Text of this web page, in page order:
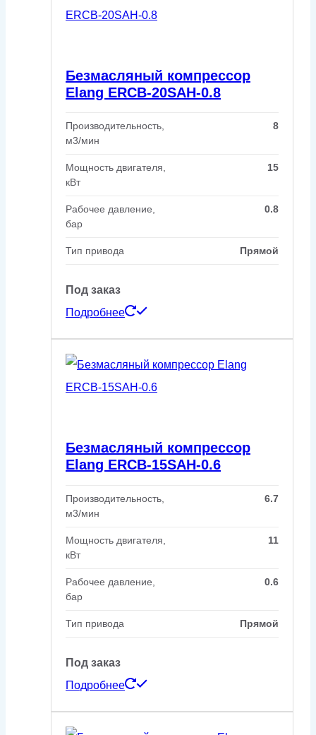
Безмасляный компрессор
Elang ERCB-20SAH-0.8
Производительность,
м3/мин
8
Мощность двигателя,
кВт
15
Рабочее давление,
бар
0.8
Тип привода Прямой
Под заказ
Подробнее
Безмасляный компрессор
Elang ERCB-15SAH-0.6
Производительность,
м3/мин
6.7
Мощность двигателя,
кВт
11
Рабочее давление,
бар
0.6
Тип привода Прямой
Под заказ
Подробнее